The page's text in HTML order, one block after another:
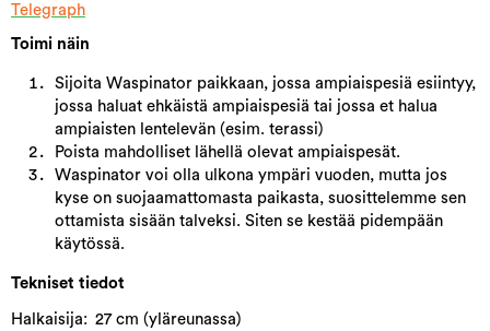
Telegraph
Toimi näin
Sijoita Waspinator paikkaan, jossa ampiaispesiä esiintyy,
jossa haluat ehkäistä ampiaispesiä tai jossa et halua
ampiaisten lentelevän (esim. terassi)
Poista mahdolliset lähellä olevat ampiaispesät.
Waspinator voi olla ulkona ympäri vuoden, mutta jos
kyse on suojaamattomasta paikasta, suosittelemme sen
ottamista sisään talveksi. Siten se kestää pidempään
käytössä.
Tekniset tiedot
Halkaisija: 27 cm (yläreunassa)